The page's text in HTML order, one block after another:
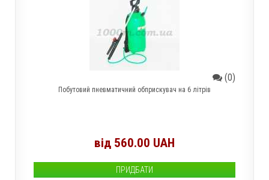
(0)
Побутовий пневматичний обприскувач на 6 літрів
від 560.00 UAH
ПРИДБАТИ